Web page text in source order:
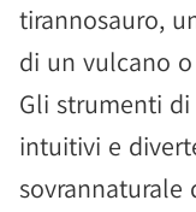
tirannosauro,
di un vulcano
Gli strumenti
intuitivi e
sovrannaturale